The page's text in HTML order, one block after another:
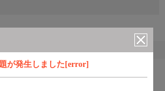
が発生しました[error]
め番組